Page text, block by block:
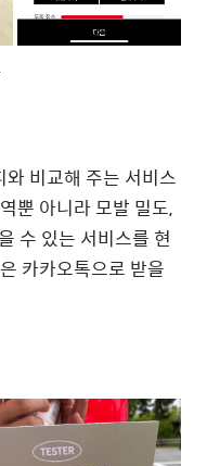
비교해 주는 서비스
뿐 아니라 모발 밀도,
수 있는 서비스를 현
카카오톡으로 받을